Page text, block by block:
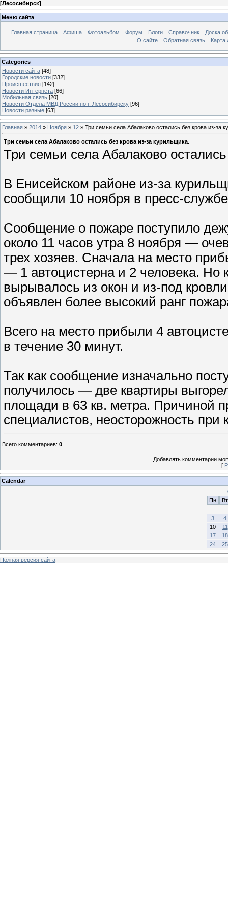
[Лесосибирск]
Меню сайта
Главная страница Афиша Фотоальбом Форум Блоги Справочник
Доска
О сайте
Обратная связь Карта
Categories
Новости сайта [48]
Городские новости [332]
Происшествия [142]
Новости Интернета [66]
Мобильная связь [20]
Новости Отдела МВД России по г. Лесосибирску [96]
Новости разные [63]
Главная » 2014 » Ноября » 12 » Три семьи села Абалаково остались без крова из-за
Три семьи села Абалаково остались без крова из-за курильщика.
Три семьи села Абалаково
В Енисейском районе из-за
сообщили 10 ноября в пресс-
Сообщение о пожаре поступило
около 11 часов утра 8 ноября —
трех хозяев. Сначала на место
— 1 автоцистерна и 2 человека. Но
вырывалось из окон и из-под
объявлен более высокий ранг
Всего на место прибыли 4
в течение 30 минут.
Так как сообщение изначально
получилось — две квартиры
площади в 63 кв. метра. Причиной
специалистов, неосторожность при
Всего комментариев: 0
Добавлять комментарии
[
Calendar
Пн
Вт
3
4
10
11
17
18
24
25
Полная версия сайта